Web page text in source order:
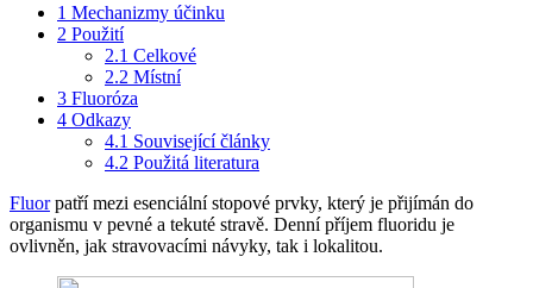
1 Mechanizmy účinku
2 Použití
2.1 Celkové
2.2 Místní
3 Fluoróza
4 Odkazy
4.1 Související články
4.2 Použitá literatura
Fluorpatří mezi esenciální stopové prvky, který je přijímán do
organismu v pevné a tekuté stravě. Denní příjem fluoridu je
ovlivněn, jak stravovacími návyky, tak i lokalitou.